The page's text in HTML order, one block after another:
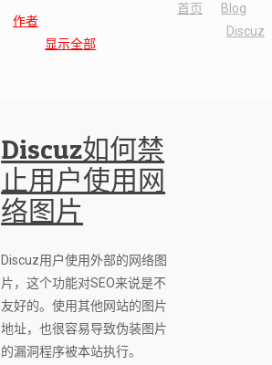
首页
Blog
Discuz
作者
显示全部
Discuz如何禁
止用户使用网
络图片
Discuz用户使用外部的网络图
片，这个功能对SEO来说是不
友好的。使用其他网站的图片
地址，也很容易导致伪装图片
的漏洞程序被本站执行。